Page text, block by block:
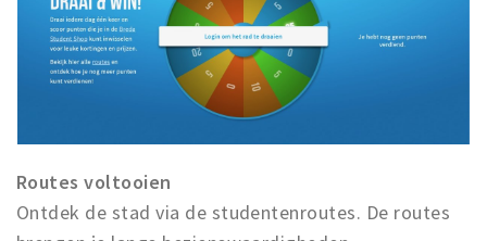
Routes voltooien
Ontdek de stad via de studentenroutes. De routes